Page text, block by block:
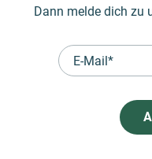
Dann melde dich zu